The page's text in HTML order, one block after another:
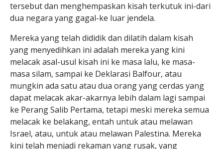
tersebut dan menghempaskan kisah terkutuk ini-dari
dua negara yang gagal-ke luar jendela.
Mereka yang telah dididik dan dilatih dalam kisah
yang menyedihkan ini adalah mereka yang kini
melacak asal-usul kisah ini ke masa lalu, ke masa-
masa silam, sampai ke Deklarasi Balfour, atau
mungkin ada satu atau dua orang yang cerdas yang
dapat melacak akar-akarnya lebih dalam lagi sampai
ke Perang Salib Pertama, tetapi meski mereka semua
melacak ke belakang, entah untuk atau melawan
Israel, atau, untuk atau melawan Palestina. Mereka
kini telah menjadi rekaman yang rusak, yang